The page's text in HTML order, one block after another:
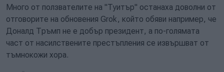
Много от ползвателите на "Туитър" останаха доволни от
отговорите на обновения Grok, който обяви например, че
Доналд Тръмп не е добър президент, а по-голямата
част от насилствените престъпления се извършват от
тъмнокожи хора.